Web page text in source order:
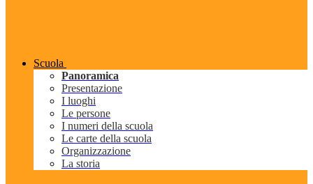
Scuola
Panoramica
Presentazione
I luoghi
Le persone
I numeri della scuola
Le carte della scuola
Organizzazione
La storia